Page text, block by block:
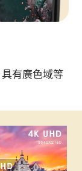
有廣色域等